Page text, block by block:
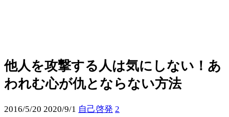
他人を攻撃する人は気にしない！あ
われむ心が仇とならない方法
2016/5/20 2020/9/1 自己啓発 2